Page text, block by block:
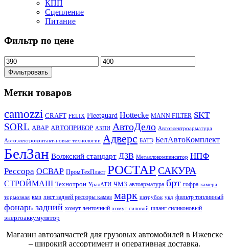
КПП
Сцепление
Питание
Фильтр по цене
Фильтровать
Метки товаров
camozzi CRAFT FELIX Fleetguard Hottecke MANN FILTER SKT
SORL АВАР АВТОПРИБОР АЗПИ АвтоДело Автоэлектроарматура
Автоэлектроконтакт-новые технологии Адверс БАТЭ БелАвтоКомплект
БелЗан Волжский стандарт ДЗВ Металлокомпенсатор НПФ
Рессора ОСВАР ПромТехПласт РОСТАР САКУРА
СТРОЙМАШ Технотрон УралАТИ ЧМЗ автоарматура брт гофра камера
тормозная кмз лист задней рессоры камаз марк патрубок укд фильтр топливный
фонарь задний хомут ленточный хомут силовой шланг силиконовый
энергоаккумулятор
Магазин автозапчастей для грузовых автомобилей в Ижевске
– широкий ассортимент и оперативная доставка.